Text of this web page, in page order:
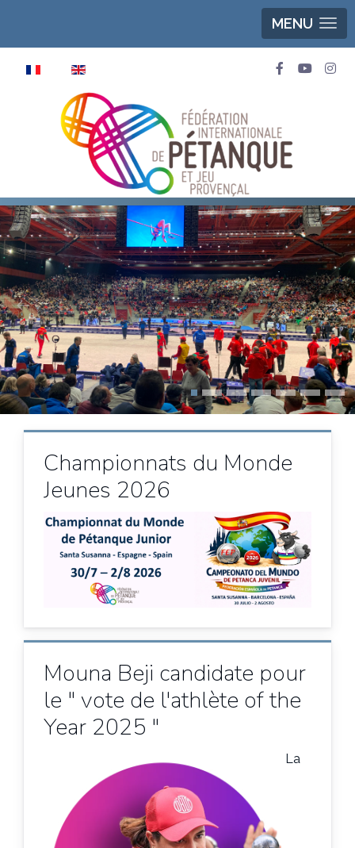
MENU
Championnats du Monde
Jeunes 2026
Mouna Beji candidate pour
le " vote de l'athlète of the
Year 2025 "
La